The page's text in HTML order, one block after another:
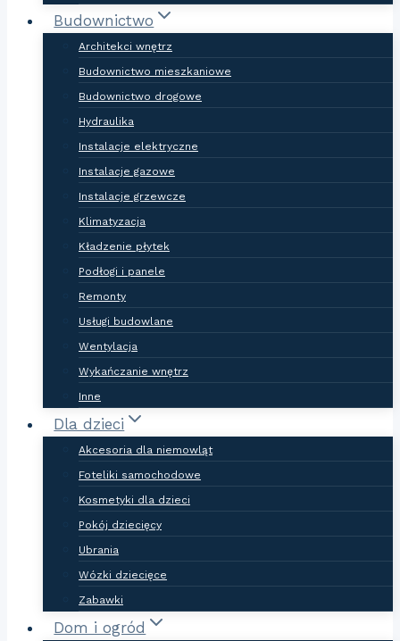
Budownictwo
Architekci wnętrz
Budownictwo mieszkaniowe
Budownictwo drogowe
Hydraulika
Instalacje elektryczne
Instalacje gazowe
Instalacje grzewcze
Klimatyzacja
Kładzenie płytek
Podłogi i panele
Remonty
Usługi budowlane
Wentylacja
Wykańczanie wnętrz
Inne
Dla dzieci
Akcesoria dla niemowląt
Foteliki samochodowe
Kosmetyki dla dzieci
Pokój dziecięcy
Ubrania
Wózki dziecięce
Zabawki
Dom i ogród